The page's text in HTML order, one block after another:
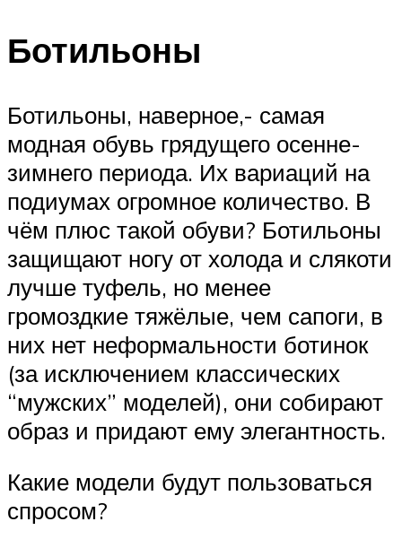
Ботильоны
Ботильоны, наверное,- самая
модная обувь грядущего осенне-
зимнего периода. Их вариаций на
подиумах огромное количество. В
чём плюс такой обуви? Ботильоны
защищают ногу от холода и слякоти
лучше туфель, но менее
громоздкие тяжёлые, чем сапоги, в
них нет неформальности ботинок
(за исключением классических
“мужских” моделей), они собирают
образ и придают ему элегантность.
Какие модели будут пользоваться
спросом?